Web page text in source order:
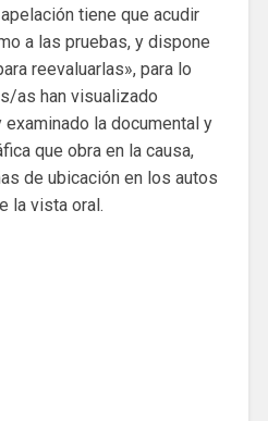
tiene que acudir
a las pruebas, y dispone
reevaluarlas», para lo
as han visualizado
la documental y
que obra en la causa,
de ubicación en los autos
la vista oral.